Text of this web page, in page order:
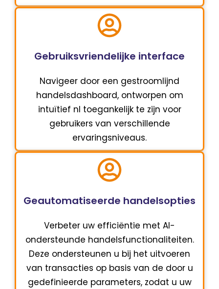
Gebruiksvriendelijke interface
Navigeer door een gestroomlijnd
handelsdashboard, ontworpen om
intuïtief nl toegankelijk te zijn voor
gebruikers van verschillende
ervaringsniveaus.
Geautomatiseerde handelsopties
Verbeter uw efficiëntie met AI-
ondersteunde handelsfunctionaliteiten.
Deze ondersteunen u bij het uitvoeren
van transacties op basis van de door u
gedefinieerde parameters, zodat u uw